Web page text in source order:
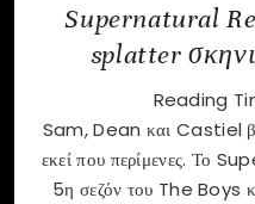
Supernatural
splatter
Reading
Sam, Dean και Castiel
εκεί που περίμενες. Το
5η σεζόν του The Boys